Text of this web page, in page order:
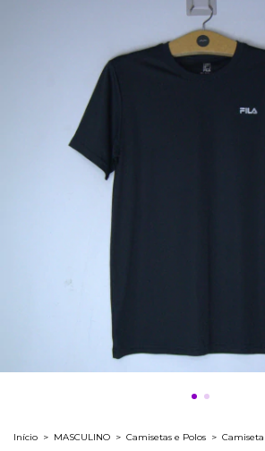
Início > MASCULINO > Camisetas e Polos >